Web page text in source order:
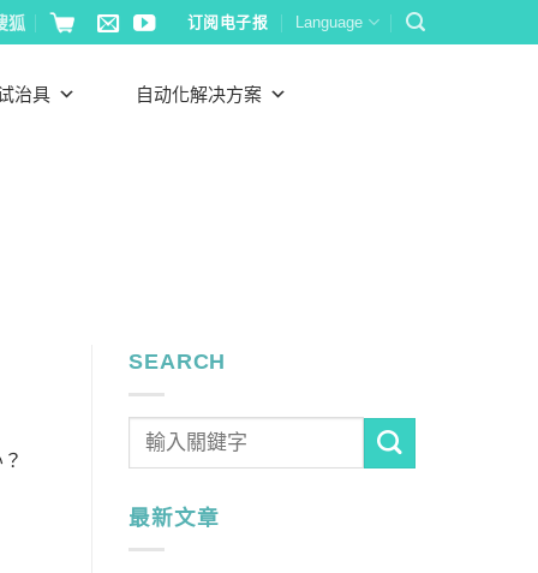
狐 订阅电子报 Language
治具 自动化解决方案
SEARCH
最新文章